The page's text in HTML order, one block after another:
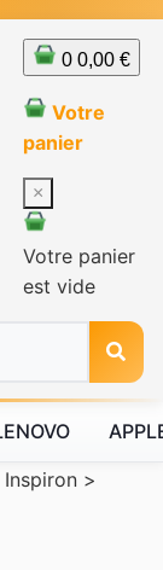
0 0,00 €
Votre
panier
×
Votre panier
est vide
Inspiron >